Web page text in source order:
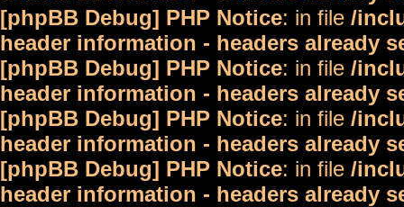
[phpBB Debug] PHP Notice: in file /
header information - headers already
[phpBB Debug] PHP Notice: in file /
header information - headers already
[phpBB Debug] PHP Notice: in file /
header information - headers already
[phpBB Debug] PHP Notice: in file /
header information - headers already